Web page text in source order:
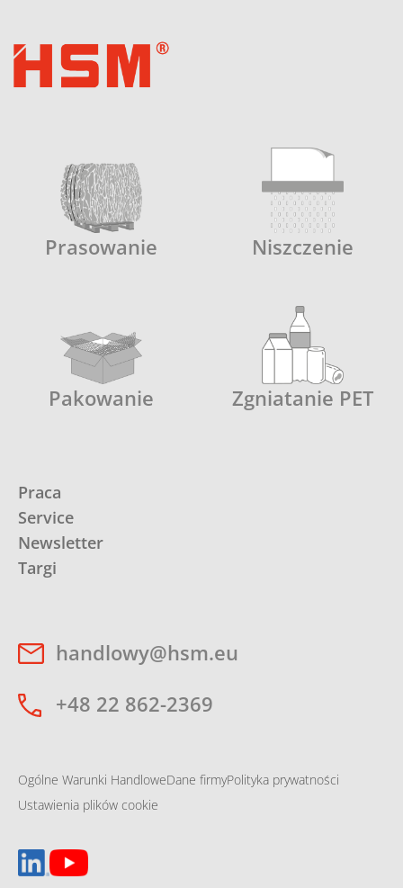
Prasowanie Niszczenie
Pakowanie Zgniatanie PET
Praca
Service
Newsletter
Targi
handlowy@hsm.eu
+48 22 862-2369
Ogólne Warunki HandloweDane firmyPolityka prywatności
Ustawienia plików cookie